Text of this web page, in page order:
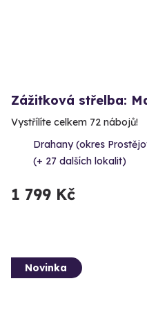
Zážitková střelba:
Vystřílíte celkem 72 nábojů!
Drahany (okres
(+ 27 dalších lokalit)
1 799 Kč
Novinka